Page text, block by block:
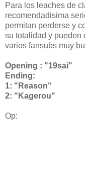
Para los leaches de
recomendadisima
permitan perderse y
su totalidad y pueden
varios fansubs muy
Opening : "19sai"
Ending:
1: "Reason"
2: "Kagerou"
Op: